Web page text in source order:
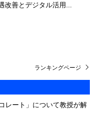
善とデジタル活用...
レート」について教授が解
ランキングページ